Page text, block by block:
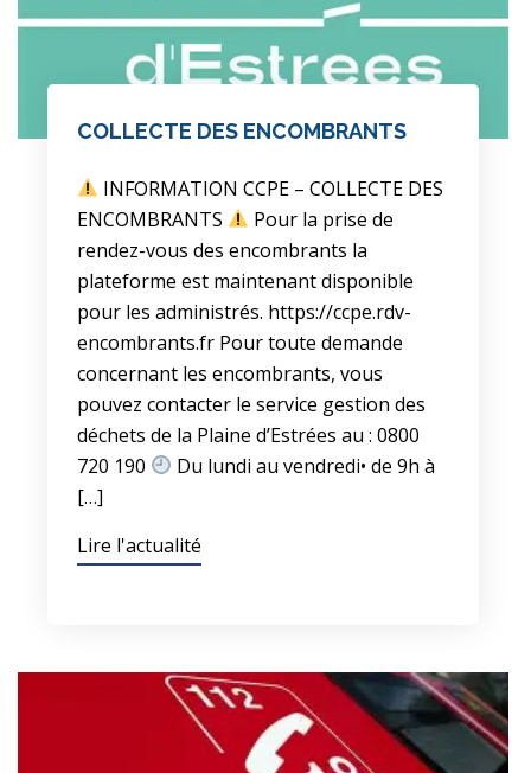
COLLECTE DES ENCOMBRANTS
INFORMATION CCPE – COLLECTE DES
ENCOMBRANTS
Pour la prise de
rendez-vous des encombrants la
plateforme est maintenant disponible
pour les administrés. https://ccpe.rdv-
encombrants.fr Pour toute demande
concernant les encombrants, vous
pouvez contacter le service gestion des
déchets de la Plaine d’Estrées au : 0800
720 190
Du lundi au vendredi• de 9h à
[…]
Lire l'actualité